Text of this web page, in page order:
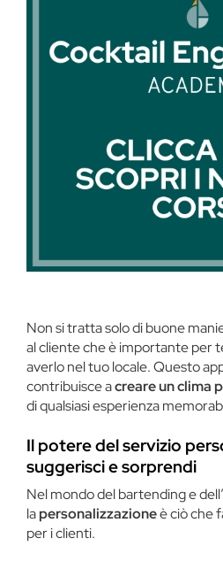
Non si tratta solo di buone
al cliente che è importante per
averlo nel tuo locale. Questo
contribuisce acreare un clima
di qualsiasi esperienza
Il potere del servizio
suggerisci e sorprendi
Nel mondo del bartending e
lapersonalizzazioneè ciò che
per i clienti.